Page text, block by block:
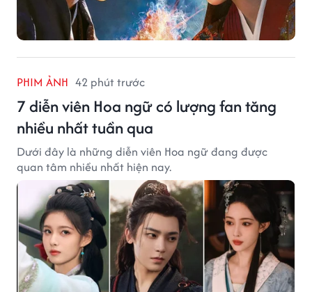
PHIM ẢNH 42 phút trước
7 diễn viên Hoa ngữ có lượng fan tăng
nhiều nhất tuần qua
Dưới đây là những diễn viên Hoa ngữ đang được
quan tâm nhiều nhất hiện nay.